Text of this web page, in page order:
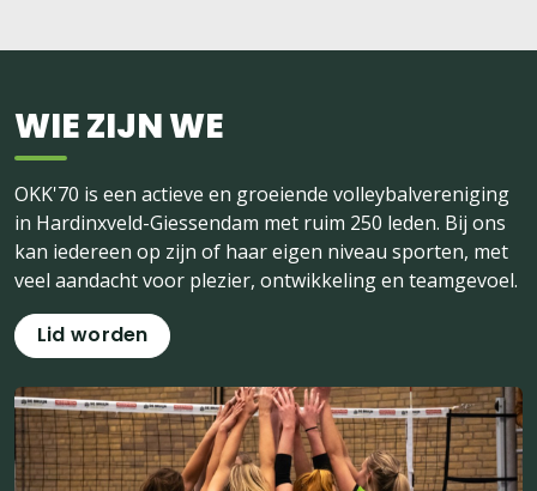
WIE ZIJN WE
OKK'70 is een actieve en groeiende volleybalvereniging
in Hardinxveld-Giessendam met ruim 250 leden. Bij ons
kan iedereen op zijn of haar eigen niveau sporten, met
veel aandacht voor plezier, ontwikkeling en teamgevoel.
Lid worden